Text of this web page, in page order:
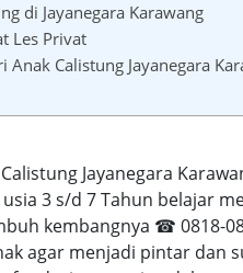
di Jayanegara Karawang
Les Privat
Anak Calistung Jayanegara
Jayanegara
3 s/d 7 Tahun belajar
kembangnya ☎ 0818-
agar menjadi pintar dan